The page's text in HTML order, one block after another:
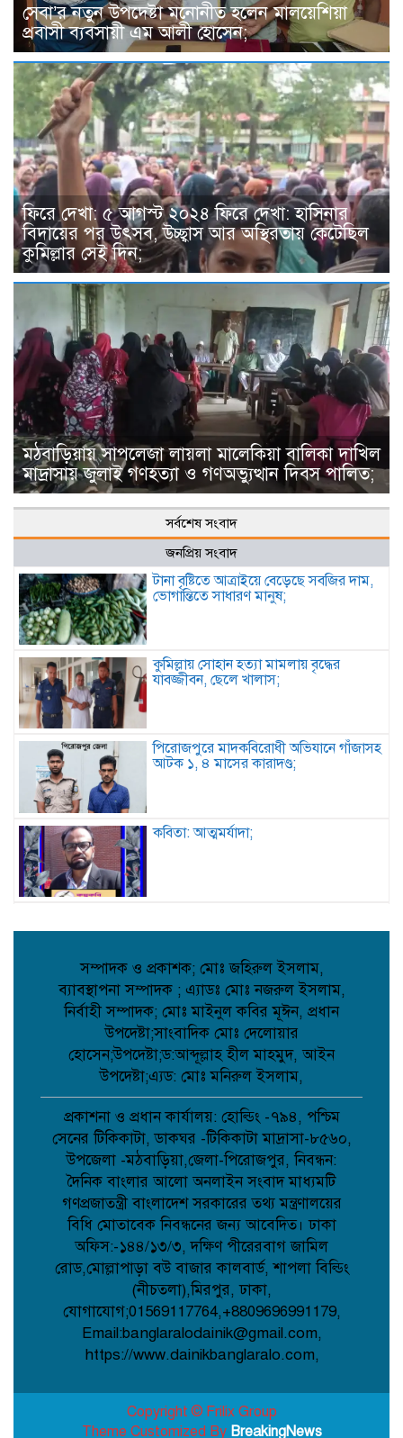
সেবা’র নতুন উপদেষ্টা মনোনীত হলেন মালয়েশিয়া
প্রবাসী ব্যবসায়ী এম আলী হোসেন;
ফিরে দেখা: ৫ আগস্ট ২০২৪ ফিরে দেখা: হাসিনার
বিদায়ের পর উৎসব, উচ্ছ্বাস আর অস্থিরতায় কেটেছিল
কুমিল্লার সেই দিন;
মঠবাড়িয়ায় সাপলেজা লায়লা মালেকিয়া বালিকা দাখিল
মাদ্রাসায় জুলাই গণহত্যা ও গণঅভ্যুত্থান দিবস পালিত;
সর্বশেষ সংবাদ
জনপ্রিয় সংবাদ
টানা বৃষ্টিতে আত্রাইয়ে বেড়েছে সবজির দাম,
ভোগান্তিতে সাধারণ মানুষ;
কুমিল্লায় সোহান হত্যা মামলায় বৃদ্ধের
যাবজ্জীবন, ছেলে খালাস;
পিরোজপুরে মাদকবিরোধী অভিযানে গাঁজাসহ
আটক ১, ৪ মাসের কারাদণ্ড;
কবিতা: আত্মমর্যাদা;
বিএনপির আনন্দ ও বিজয় মিছিল;
আত্রাইয়ে বান্দাইখাড়া টেকনিক্যাল অ্যান্ড
বিএম কলেজে জুলাই গণঅভ্যুত্থান দিবস
পালিত;
পোরশায় শহিদ পরিবার ও জুলাই যোদ্ধাদের
সংবর্ধনা;
আত্রাইয়ে জুলাই গণঅভ্যুত্থান দিবসে
স্মৃতিচারণ জুলাই যোদ্ধাদের সংবর্ধনা ও
আলোচনা সভা অনুষ্ঠিত ;
ডাসারে কাঠের ফার্নিচারে কাজ করতে গিয়ে
বিস্ফোরণে শিশুর মৃত্যু;
সেবা’র নতুন উপদেষ্টা মনোনীত হলেন
মালয়েশিয়া প্রবাসী ব্যবসায়ী এম আলী
সম্পাদক ও প্রকাশক; মোঃ জহিরুল ইসলাম,
ব্যাবস্থাপনা সম্পাদক ; এ্যাডঃ মোঃ নজরুল ইসলাম,
নির্বাহী সম্পাদক; মোঃ মাইনুল কবির মূঈন, প্রধান
উপদেষ্টা;সাংবাদিক মোঃ দেলোয়ার
হোসেন;উপদেষ্টা;ড:আব্দূল্লাহ হীল মাহমুদ, আইন
উপদেষ্টা;এ্যড: মোঃ মনিরুল ইসলাম,
প্রকাশনা ও প্রধান কার্যালয়: হোল্ডিং -৭৯৪, পশ্চিম
সেনের টিকিকাটা, ডাকঘর -টিকিকাটা মাদ্রাসা-৮৫৬০,
উপজেলা -মঠবাড়িয়া,জেলা-পিরোজপুর, নিবন্ধন:
দৈনিক বাংলার আলো অনলাইন সংবাদ মাধ্যমটি
গণপ্রজাতন্ত্রী বাংলাদেশ সরকারের তথ্য মন্ত্রণালয়ের
বিধি মোতাবেক নিবন্ধনের জন্য আবেদিত। ঢাকা
অফিস:-১৪৪/১৩/৩, দক্ষিণ পীরেরবাগ জামিল
রোড,মোল্লাপাড়া বউ বাজার কালবার্ড, শাপলা বিল্ডিং
(নীচতলা),মিরপুর, ঢাকা,
যোগাযোগ;01569117764,+8809696991179,
Email:banglaralodainik@gmail.com,
https://www.dainikbanglaralo.com,
Copyright © Frilix Group
Theme Customized By BreakingNews